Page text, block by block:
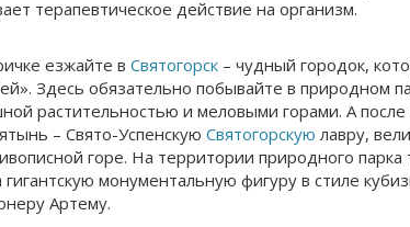
терапевтическое действие на организм.
езжайте в Святогорск – чудный городок,
Здесь обязательно побывайте в природном
растительностью и меловыми горами. А после
– Свято-Успенскую Святогорскую лавру,
горе. На территории природного парка
монументальную фигуру в стиле
Артему.